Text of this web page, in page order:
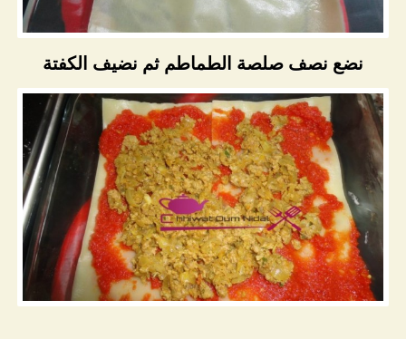
نضع نصف صلصة الطماطم ثم نضيف الكفتة